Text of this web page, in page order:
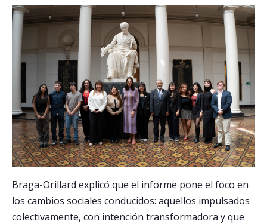
Braga-Orillard explicó que el informe pone el foco en
los cambios sociales conducidos: aquellos impulsados
colectivamente, con intención transformadora y que